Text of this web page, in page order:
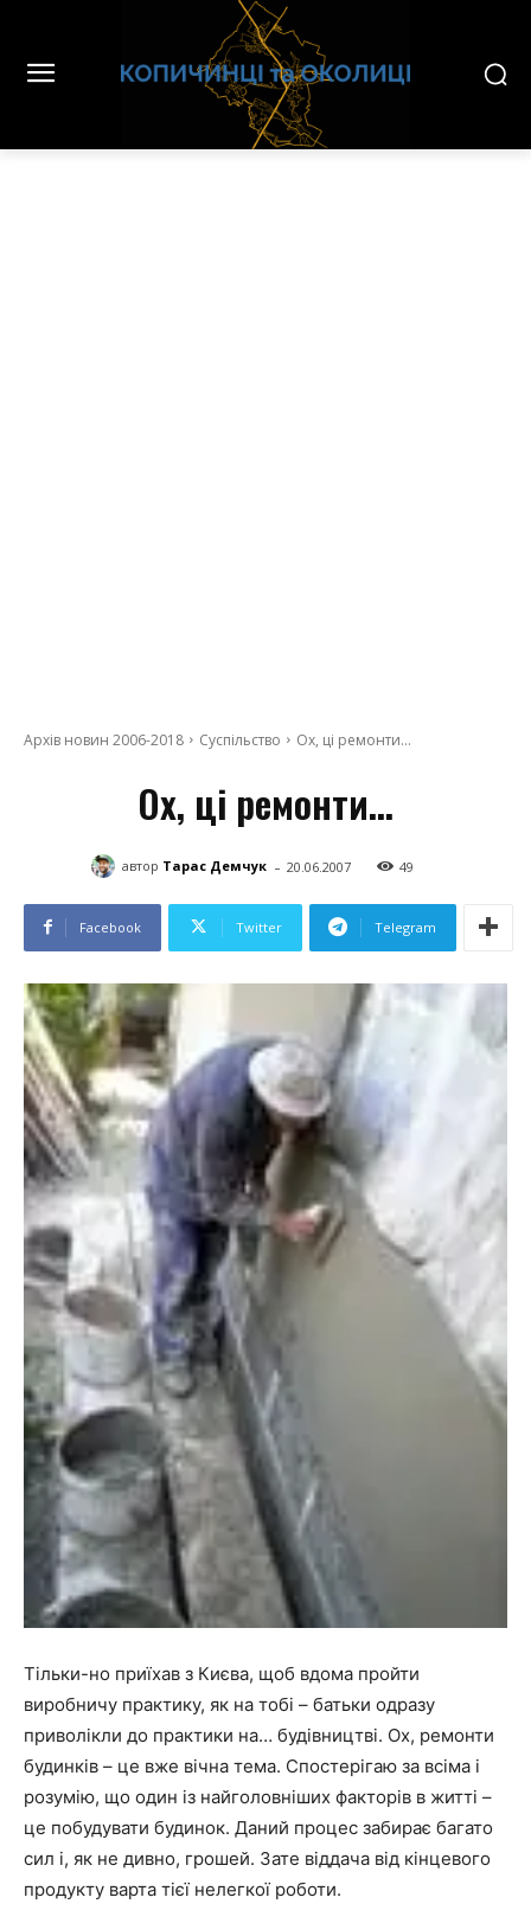
Архів новин 2006-2018 Суспільство Ох, ці ремонти…
Ох, ці ремонти…
автор Тарас Демчук - 20.06.2007 49
Facebook Twitter Telegram
Тільки-но приїхав з Києва, щоб вдома пройти
виробничу практику, як на тобі – батьки одразу
приволікли до практики на… будівництві. Ох, ремонти
будинків – це вже вічна тема. Спостерігаю за всіма і
розумію, що один із найголовніших факторів в житті –
це побудувати будинок. Даний процес забирає багато
сил і, як не дивно, грошей. Зате віддача від кінцевого
продукту варта тієї нелегкої роботи.